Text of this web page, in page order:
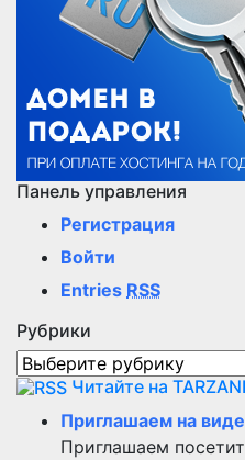
Панель управления
Регистрация
Войти
Entries RSS
Рубрики
Рубрики
Читайте на
Приглашаем на
Приглашаем